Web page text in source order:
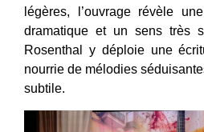
légères, l’ouvrage révèle
dramatique et un sens très
Rosenthal y déploie une
nourrie de mélodies
subtile.